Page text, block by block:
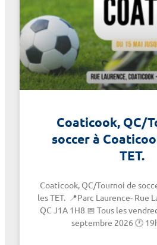
Coaticook, QC/
soccer à
TET.
Coaticook, QC/Tournoi de
les TET. 📍Parc Laurence- Rue
QC J1A 1H8 📅 Tous les
septembre 2026 🕐